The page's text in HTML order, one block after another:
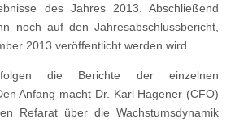
des Jahres 2013. Abschließend
noch auf den Jahresabschlussbericht,
2013 veröffentlicht werden wird.
die Berichte der einzelnen
Anfang macht Dr. Karl Hagener (CFO)
Refarat über die Wachstumsdynamik